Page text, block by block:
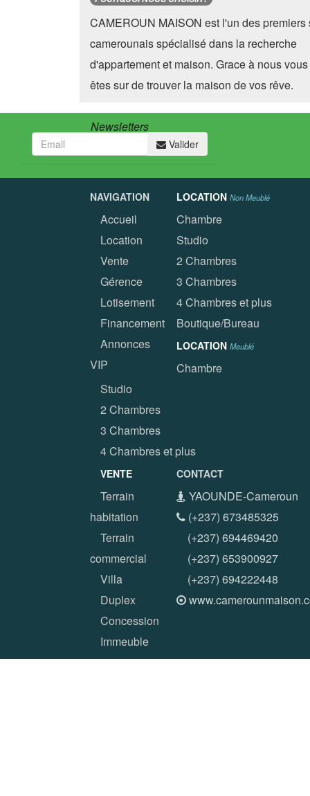
CAMEROUN MAISON est l'un des premiers
camerounais spécialisé dans la recherche
d'appartement et maison. Grace à nous vous
êtes sur de trouver la maison de vos rêve.
Newsletters
Valider
NAVIGATION
Accueil
Location
Vente
Gérence
Lotisement
Financement
Annonces
VIP
LOCATION Non Meublé
Chambre
Studio
2 Chambres
3 Chambres
4 Chambres et plus
Boutique/Bureau
LOCATION Meublé
Chambre
Studio
2 Chambres
3 Chambres
4 Chambres et plus
VENTE
Terrain
habitation
Terrain
commercial
Villa
Duplex
Concession
Immeuble
CONTACT
YAOUNDE-Cameroun
(+237) 673485325
(+237) 694469420
(+237) 653900927
(+237) 694222448